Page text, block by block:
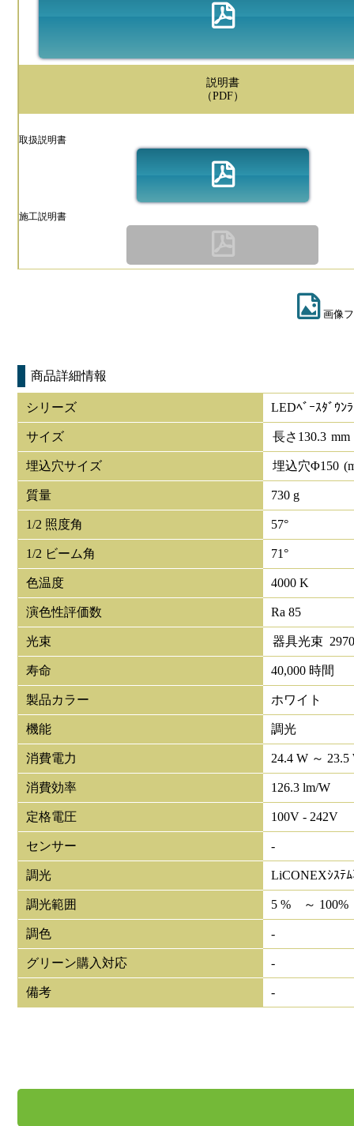
説明書
（PDF）
取扱説明書
施工説明書
画像
商品詳細情報
シリーズ LEDﾍﾞｰｽﾀﾞｳﾝ
サイズ 長さ 130.3 mm
埋込穴サイズ 埋込穴Φ150
質量 730 g
1/2 照度角 57°
1/2 ビーム角 71°
色温度 4000 K
演色性評価数 Ra 85
光束 器具光束
寿命 40,000 時間
製品カラー ホワイト
機能 調光
消費電力 24.4 W ～ 23.5
消費効率 126.3 lm/W
定格電圧 100V - 242V
センサー -
調光 LiCONEXｼｽﾃ
調光範囲 5 % ～ 100%
調色 -
グリーン購入対応 -
備考 -